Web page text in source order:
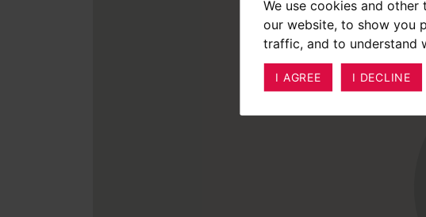
We use cookies and
our website, to show you
traffic, and to understand
I AGREE I DECLINE